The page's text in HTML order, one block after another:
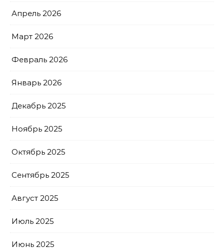
Апрель 2026
Март 2026
Февраль 2026
Январь 2026
Декабрь 2025
Ноябрь 2025
Октябрь 2025
Сентябрь 2025
Август 2025
Июль 2025
Июнь 2025